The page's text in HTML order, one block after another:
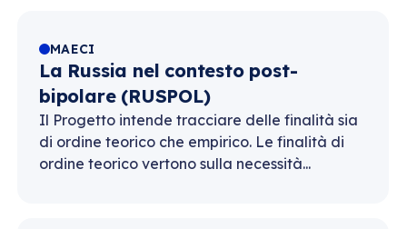
MAECI
La Russia nel contesto post-
bipolare (RUSPOL)
Il Progetto intende tracciare delle finalità sia
di ordine teorico che empirico. Le finalità di
ordine teorico vertono sulla necessità...